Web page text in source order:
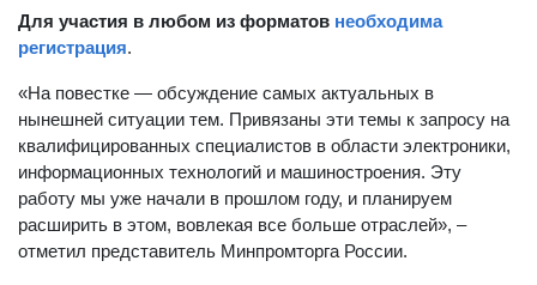
Для участия в любом из форматов необходима
регистрация.
«На повестке — обсуждение самых актуальных в
нынешней ситуации тем. Привязаны эти темы к запросу на
квалифицированных специалистов в области электроники,
информационных технологий и машиностроения. Эту
работу мы уже начали в прошлом году, и планируем
расширить в этом, вовлекая все больше отраслей», –
отметил представитель Минпромторга России.